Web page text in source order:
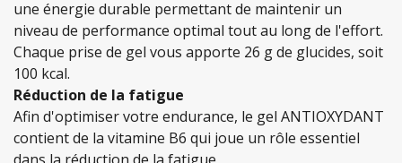
une énergie durable permettant de maintenir un
niveau de performance optimal tout au long de l'effort.
Chaque prise de gel vous apporte 26 g de glucides, soit
100 kcal.
Réduction de la fatigue
Afin d'optimiser votre endurance, le gel ANTIOXYDANT
contient de la vitamine B6 qui joue un rôle essentiel
dans la réduction de la fatigue.